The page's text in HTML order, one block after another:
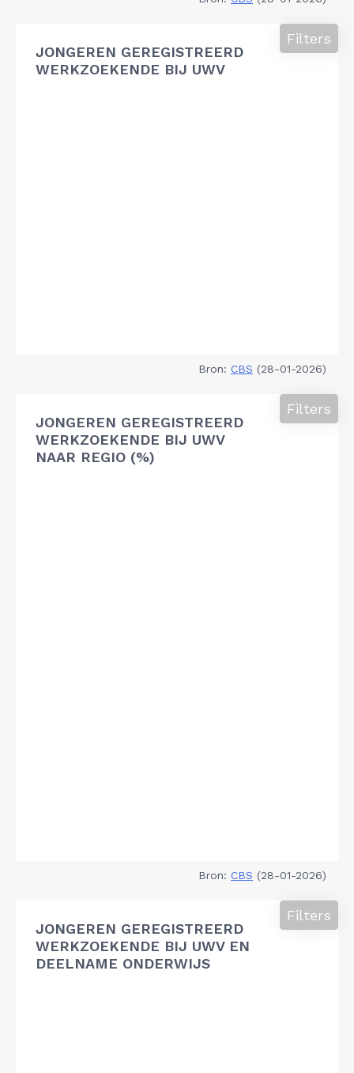
JONGEREN GEREGISTREERD
WERKZOEKENDE BIJ UWV
Filters
Bron: CBS (28-01-2026)
JONGEREN GEREGISTREERD
WERKZOEKENDE BIJ UWV
NAAR REGIO (%)
Filters
Bron: CBS (28-01-2026)
JONGEREN GEREGISTREERD
WERKZOEKENDE BIJ UWV EN
DEELNAME ONDERWIJS
Filters